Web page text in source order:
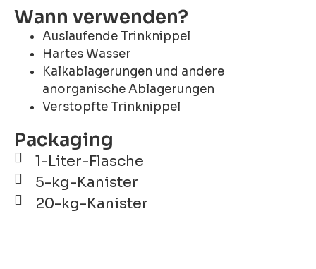
Wann verwenden?
Auslaufende Trinknippel
Hartes Wasser
Kalkablagerungen und andere
anorganische Ablagerungen
Verstopfte Trinknippel
Packaging
1-Liter-Flasche
5-kg-Kanister
20-kg-Kanister